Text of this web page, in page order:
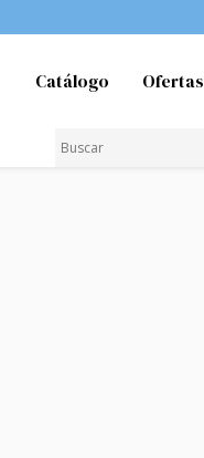
Catálogo Ofertas